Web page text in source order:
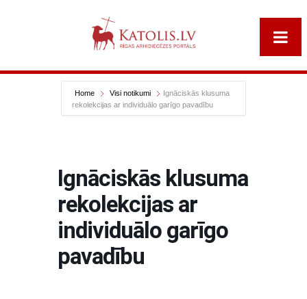
Home Visi notikumi
Ignāciskās klusuma
rekolekcijas ar individuālo garīgo pavadību
Ignāciskās klusuma
rekolekcijas ar
individuālo garīgo
pavadību